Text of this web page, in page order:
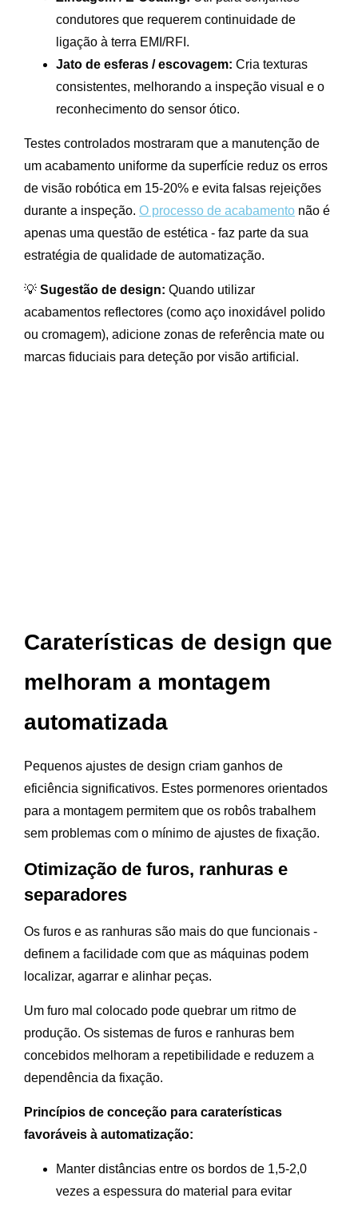
condutores que requerem continuidade de
ligação à terra EMI/RFI.
Jato de esferas / escovagem: Cria texturas
consistentes, melhorando a inspeção visual e o
reconhecimento do sensor ótico.
Testes controlados mostraram que a manutenção de
um acabamento uniforme da superfície reduz os erros
de visão robótica em 15-20% e evita falsas rejeições
durante a inspeção. O processo de acabamento não é
apenas uma questão de estética - faz parte da sua
estratégia de qualidade de automatização.
💡 Sugestão de design: Quando utilizar
acabamentos reflectores (como aço inoxidável polido
ou cromagem), adicione zonas de referência mate ou
marcas fiduciais para deteção por visão artificial.
Caraterísticas de design que
melhoram a montagem
automatizada
Pequenos ajustes de design criam ganhos de
eficiência significativos. Estes pormenores orientados
para a montagem permitem que os robôs trabalhem
sem problemas com o mínimo de ajustes de fixação.
Otimização de furos, ranhuras e
separadores
Os furos e as ranhuras são mais do que funcionais -
definem a facilidade com que as máquinas podem
localizar, agarrar e alinhar peças.
Um furo mal colocado pode quebrar um ritmo de
produção. Os sistemas de furos e ranhuras bem
concebidos melhoram a repetibilidade e reduzem a
dependência da fixação.
Princípios de conceção para caraterísticas
favoráveis à automatização:
Manter distâncias entre os bordos de 1,5-2,0
vezes a espessura do material para evitar